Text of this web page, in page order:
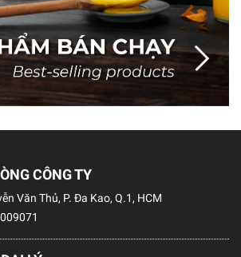
CÔNG TY
Văn Thủ, P. Đa Kao, Q.1, HCM